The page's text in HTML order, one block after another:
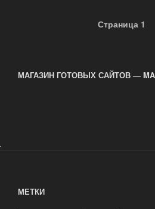
Страница 1
МАГАЗИН ГОТОВЫХ САЙТОВ —
.
МЕТКИ